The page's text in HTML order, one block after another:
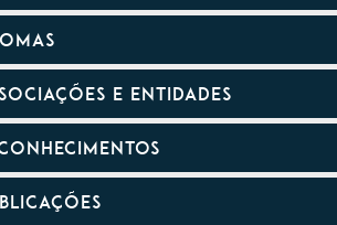
E ENTIDADES